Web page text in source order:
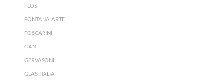
FLOS
FONTANA ARTE
FOSCARINI
GAN
GERVASONI
GLAS ITALIA